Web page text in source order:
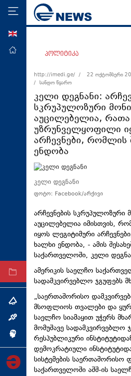
მთავარი
ეკონომიკა
მსოფლიო
ჯანდაცვა
საზოგადოება
სამართალი
თავდაცვა
რეგიონი
სპორტი
ტექნოლოგიები
ტაბლოიდი
არქივი
ინტერვიუ
ინქვიზიცია
პოლიტიკა
http://imedi.ge/ /
22 ოქტომბერი
/ სანდო წყარო
კელი დეგნანი:
სკრუპულოზური
აუცილებელია, რათა
უზრუნველყოფილი
არჩევნები, რომლის
ენდობა
კელი დეგნანი
ფოტო: Facebook/არქივი
არჩევნების სკრუპულოზური
აუცილებელია იმისთვის,
იყოს ლეგიტიმური
ხალხი ენდობა, - ამის
საქართველოში, კელი
ამერიკის საელჩო
სადამკვირვებლო ჯგუფებს
„საერთაშორისო
მსოფლიოს თვალები და
საელჩო სიამაყით უჭერს
მომუშავე სადამკვირვებლო
რესპუბლიკური
დემოკრატიული
სისტემების საერთაშორისო
საქართველოში აშშ-ის